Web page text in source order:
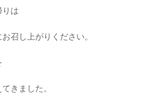
りは
召し上がりください。
きました。